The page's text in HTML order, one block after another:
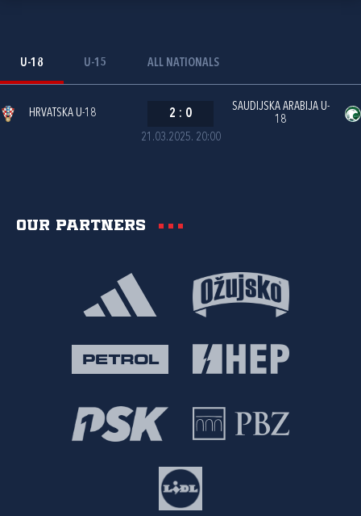
U-18 U-15 ALL NATIONALS
21.03.2025. 20:00
HRVATSKA U-18 2 : 0
SAUDIJSKA ARABIJA U-
18
Our partners